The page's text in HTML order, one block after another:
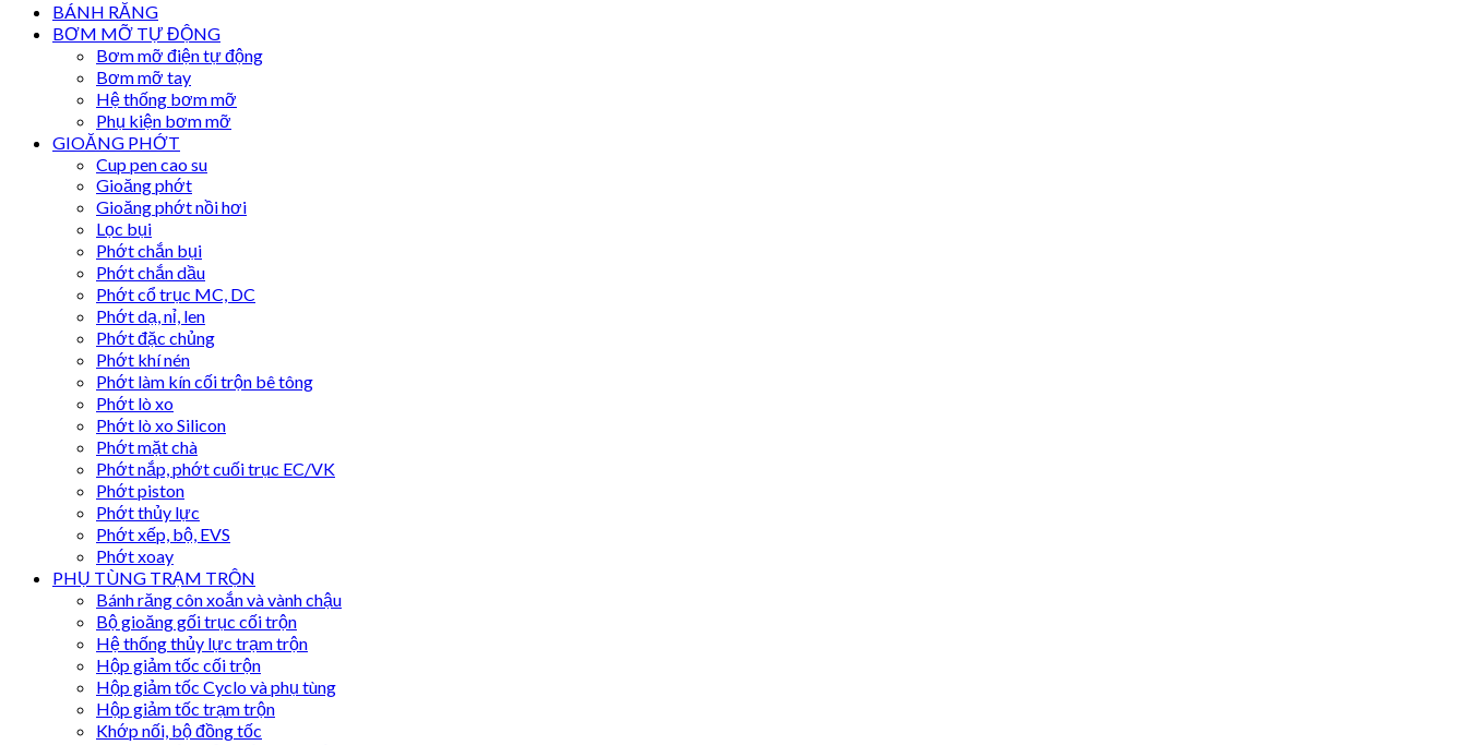
BÁNH RĂNG
BƠM MỠ TỰ ĐỘNG
Bơm mỡ điện tự động
Bơm mỡ tay
Hệ thống bơm mỡ
Phụ kiện bơm mỡ
GIOĂNG PHỚT
Cup pen cao su
Gioăng phớt
Gioăng phớt nồi hơi
Lọc bụi
Phớt chắn bụi
Phớt chắn dầu
Phớt cổ trục MC, DC
Phớt dạ, nỉ, len
Phớt đặc chủng
Phớt khí nén
Phớt làm kín cối trộn bê tông
Phớt lò xo
Phớt lò xo Silicon
Phớt mặt chà
Phớt nắp, phớt cuối trục EC/VK
Phớt piston
Phớt thủy lực
Phớt xếp, bộ, EVS
Phớt xoay
PHỤ TÙNG TRẠM TRỘN
Bánh răng côn xoắn và vành chậu
Bộ gioăng gối trục cối trộn
Hệ thống thủy lực trạm trộn
Hộp giảm tốc cối trộn
Hộp giảm tốc Cyclo và phụ tùng
Hộp giảm tốc trạm trộn
Khớp nối, bộ đồng tốc